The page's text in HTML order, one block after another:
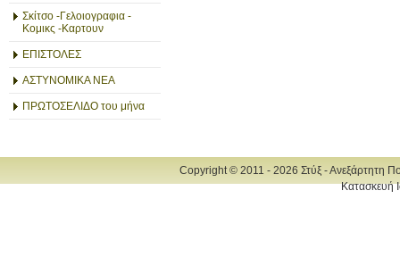
Σκίτσο -Γελοιογραφια -
Κομικς -Καρτουν
ΕΠΙΣΤΟΛΕΣ
ΑΣΤΥΝΟΜΙΚΑ ΝΕΑ
ΠΡΩΤΟΣΕΛΙΔΟ του μήνα
Copyright © 2011 - 2026 Στύξ - Ανεξάρτητη
Κατασκευή